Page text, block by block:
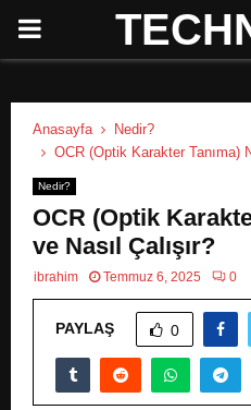
P
M
A
Anasayfa
Nedir?
OCR (Optik Karakter Tanıma)
Nedir?
OCR (Optik
ve Nasıl Çalışır?
ibrahim Temmuz 6, 2025 0
PAYLAŞ 0